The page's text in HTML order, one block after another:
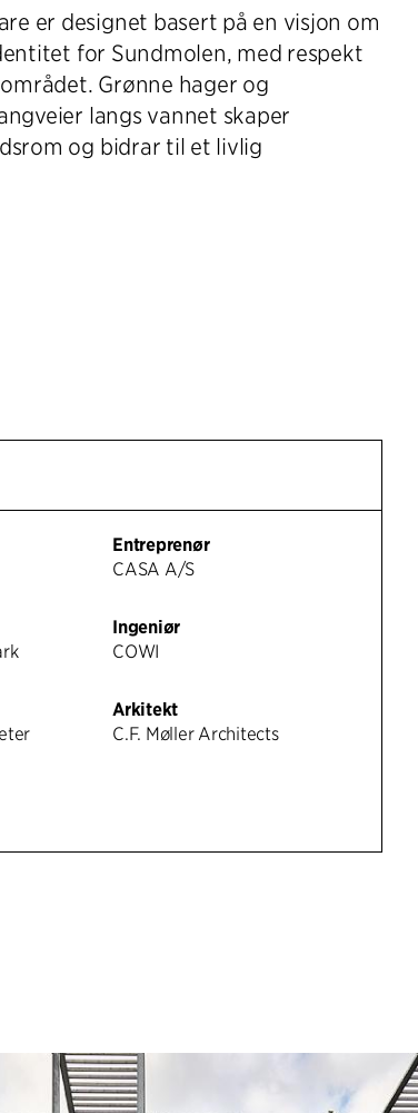
er designet basert på en visjon om
for Sundmolen, med respekt
Grønne hager og
langs vannet skaper
og bidrar til et livlig
Entreprenør
CASA A/S
Ingeniør
COWI
Arkitekt
C.F. Møller Architects